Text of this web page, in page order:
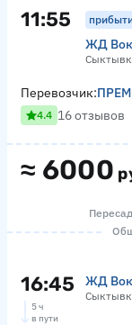
11:55
ЖД
≈ 6000
Перевозчик:
4.4 16 отзывов
16:45 ЖД
5 ч
в пути